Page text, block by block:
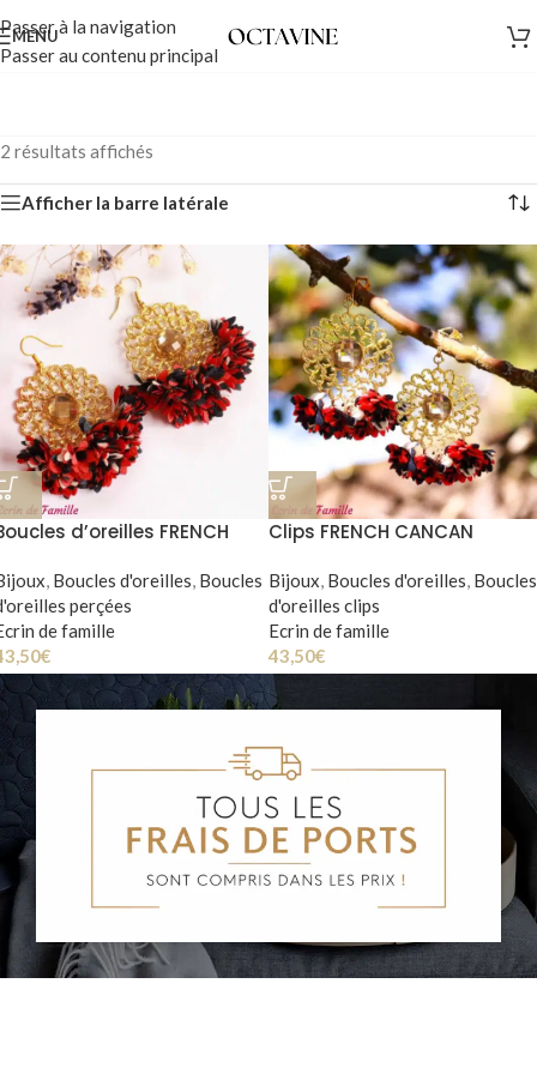
Passer à la navigation
Passer au contenu principal
MENU
2 résultats affichés
Afficher la barre latérale
d’oreilles FRENCH
, Boucles d'oreilles, Boucles
perçées
de famille
€
Clips FRENCH CANCAN
Bijoux, Boucles d'oreilles, Boucles
d'oreilles clips
Ecrin de famille
43,50€